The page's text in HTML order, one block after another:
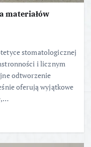
materiałów
stomatologicznej
i licznym
odtworzenie
oferują wyjątkowe